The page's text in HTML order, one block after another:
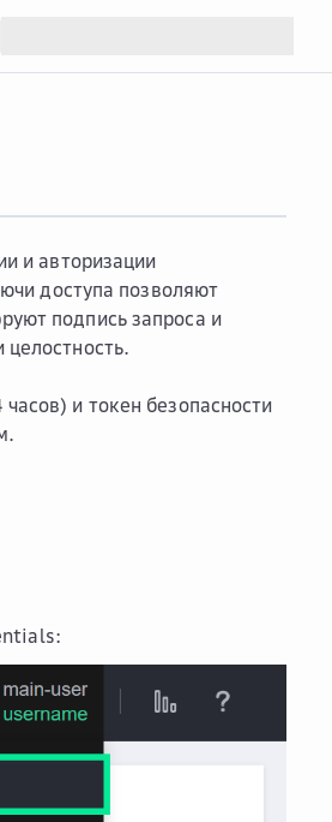
и авторизации
доступа позволяют
подпись запроса и
и токен безопасности
: